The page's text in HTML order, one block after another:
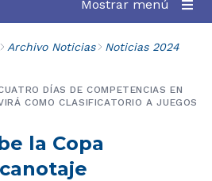
Mostrar menú
Archivo Noticias Noticias 2024
la Copa
DÍAS DE COMPETENCIAS EN
COMO CLASIFICATORIO A JUEGOS